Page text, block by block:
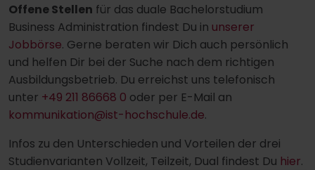
Offene Stellen für das duale Bachelorstudium
Business Administration findest Du in unserer
Jobbörse. Gerne beraten wir Dich auch persönlich
und helfen Dir bei der Suche nach dem richtigen
Ausbildungsbetrieb. Du erreichst uns telefonisch
unter +49 211 86668 0 oder per E-Mail an
kommunikation@ist-hochschule.de.
Infos zu den Unterschieden und Vorteilen der drei
Studienvarianten Vollzeit, Teilzeit, Dual findest Du hier.